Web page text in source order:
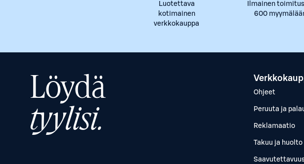
Luotettava
kotimainen
verkkokauppa
Ilmainen
600
Löydä
tyylisi.
Ohjeet
Peruuta ja
Reklamaatio
Takuu ja huolto